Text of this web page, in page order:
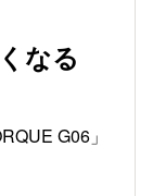
なる
G06」